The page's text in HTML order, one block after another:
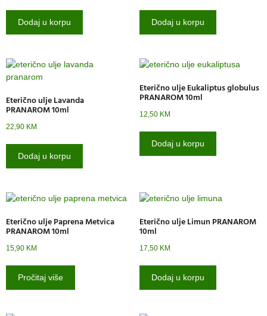
Dodaj u korpu Dodaj u korpu
Eterično ulje Lavanda
PRANAROM 10ml
22,90 KM
Dodaj u korpu
Eterično ulje Eukaliptus globulus
PRANAROM 10ml
12,50 KM
Dodaj u korpu
Eterično ulje Paprena Metvica
PRANAROM 10ml
15,90 KM
Pročitaj više
Eterično ulje Limun PRANAROM
10ml
17,50 KM
Dodaj u korpu